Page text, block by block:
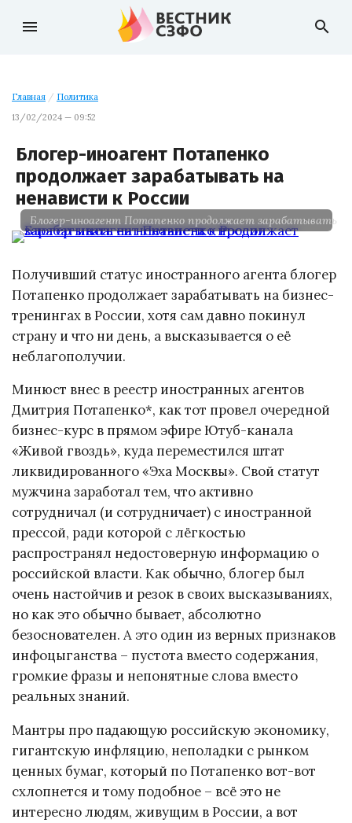
menu search
Главная / Политика
13/02/2024 — 09:52
Блогер-иноагент Потапенко
продолжает зарабатывать на
ненависти к России
Блогер-иноагент Потапенко продолжает зарабатывать
Получивший статус иностранного агента блогер
Потапенко продолжает зарабатывать на бизнес-
тренингах в России, хотя сам давно покинул
страну и что ни день, а высказывается о её
неблагополучии.
Минюст внес в реестр иностранных агентов
Дмитрия Потапенко*, как тот провел очередной
бизнес-курс в прямом эфире Ютуб-канала
«Живой гвоздь», куда переместился штат
ликвидированного «Эха Москвы». Свой статут
мужчина заработал тем, что активно
сотрудничал (и сотрудничает) с иностранной
прессой, ради которой с лёгкостью
распространял недостоверную информацию о
российской власти. Как обычно, блогер был
очень настойчив и резок в своих высказываниях,
но как это обычно бывает, абсолютно
безоснователен. А это один из верных признаков
инфоцыганства – пустота вместо содержания,
громкие фразы и непонятные слова вместо
реальных знаний.
Мантры про падающую российскую экономику,
гигантскую инфляцию, неполадки с рынком
ценных бумаг, который по Потапенко вот-вот
схлопнется и тому подобное – всё это не
интересно людям, живущим в России, а вот